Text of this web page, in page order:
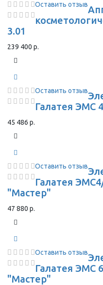
Оставить отзыв
3.01
239 400 р.
Оставить отзыв
Галатея ЭМС
45 486 р.
Оставить отзыв
Галатея
"Мастер"
47 880 р.
Оставить отзыв
Галатея ЭМС
"Мастер"